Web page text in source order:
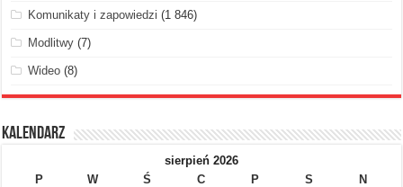
Komunikaty i zapowiedzi (1 846)
Modlitwy (7)
Wideo (8)
Kalendarz
sierpień 2026
P
W Ś C P S
N